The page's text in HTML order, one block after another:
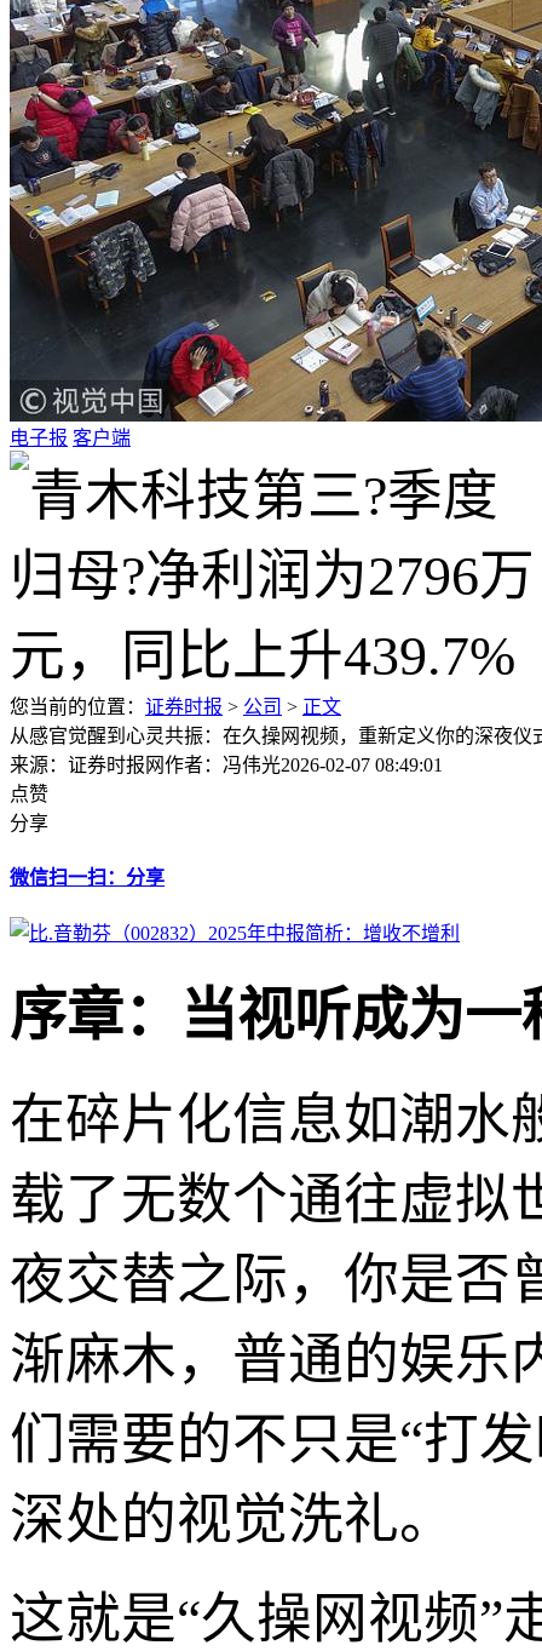
电子报 客户端
您当前的位置： 证券时报 > 公司 > 正文
从感官觉醒到心灵共振：在久操网视频，重新定义你的深夜仪
来源：证券时报网作者：冯伟光2026-02-07 08:49:01
点赞
分享
微信扫一扫：分享
序章：当视听成为一
在碎片化信息如潮水
载了无数个通往虚拟
夜交替之际，你是否
渐麻木，普通的娱乐
们需要的不只是“打
深处的视觉洗礼。
这就是“久操网视频